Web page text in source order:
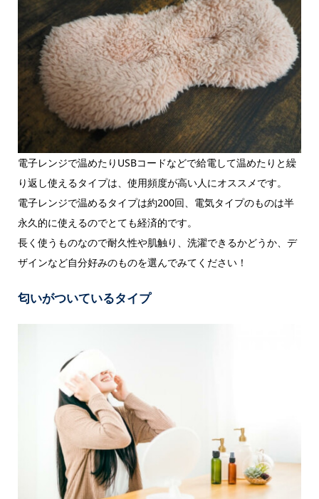
電子レンジで温めたりUSBコードなどで給電して温めたりと繰
り返し使えるタイプは、使用頻度が高い人にオススメです。
電子レンジで温めるタイプは約200回、電気タイプのものは半
永久的に使えるのでとても経済的です。
長く使うものなので耐久性や肌触り、洗濯できるかどうか、デ
ザインなど自分好みのものを選んでみてください！
匂いがついているタイプ